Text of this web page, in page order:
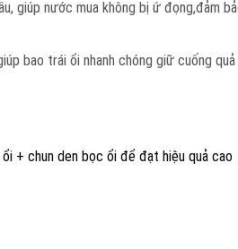
giúp nước mua không bị ứ đọng,đảm
bao trái ổi nhanh chóng giữ cuống quả
+ chun den bọc ổi để đạt hiệu quả cao